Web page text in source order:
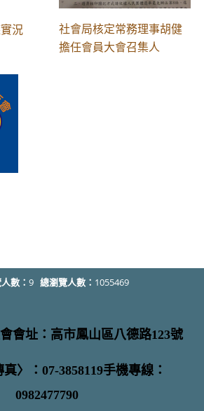
況
社會局核定常務理事胡健
擔任會員大會召集人
數： 9 總瀏覽人數： 1055469
會址：高市鳳山區八德路123號
〉：07-3858119手機專線：
0982477790